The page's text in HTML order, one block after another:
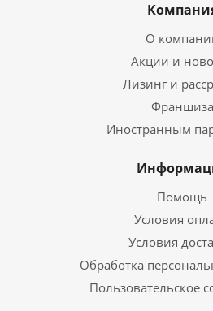
О
Акции и
Лизинг и
Франшиза
Иностранным
Помощь
Условия
Условия
Обработка
Пользовательское